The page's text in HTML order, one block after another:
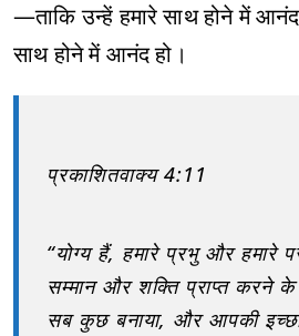
—ताकि उन्हें हमारे साथ होने में
साथ होने में आनंद हो।
प्रकाशितवाक्य 4:11
“योग्य हैं, हमारे प्रभु और हमारे
सम्मान और शक्ति प्राप्त करने
सब कुछ बनाया, और आपकी